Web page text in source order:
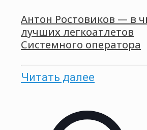
Антон Ростовиков — в
лучших легкоатлетов
Системного оператора
Читать далее